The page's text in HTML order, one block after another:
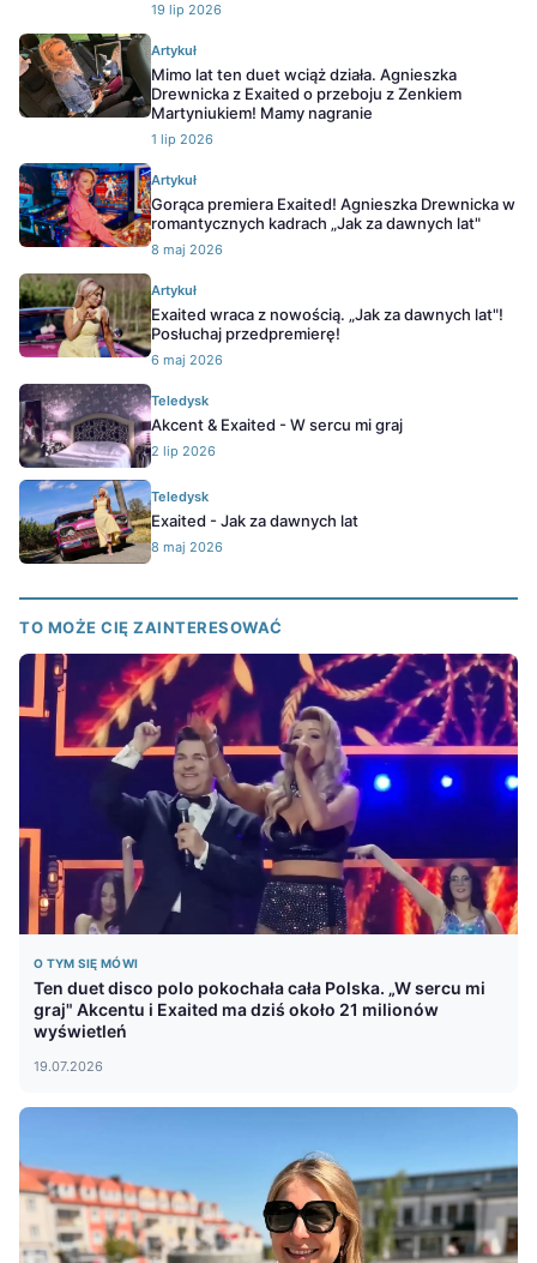
19 lip 2026
Artykuł
Mimo lat ten duet wciąż działa. Agnieszka
Drewnicka z Exaited o przeboju z Zenkiem
Martyniukiem! Mamy nagranie
1 lip 2026
Artykuł
Gorąca premiera Exaited! Agnieszka Drewnicka w
romantycznych kadrach „Jak za dawnych lat"
8 maj 2026
Artykuł
Exaited wraca z nowością. „Jak za dawnych lat"!
Posłuchaj przedpremierę!
6 maj 2026
Teledysk
Akcent & Exaited - W sercu mi graj
2 lip 2026
Teledysk
Exaited - Jak za dawnych lat
8 maj 2026
TO MOŻE CIĘ ZAINTERESOWAĆ
O TYM SIĘ MÓWI
Ten duet disco polo pokochała cała Polska. „W sercu mi
graj" Akcentu i Exaited ma dziś około 21 milionów
wyświetleń
19.07.2026